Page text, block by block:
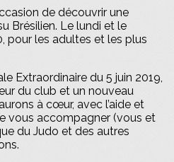
de découvrir une
Brésilien. Le lundi et le
pour les adultes et les plus
Extraordinaire du 5 juin 2019,
du club et un nouveau
à cœur, avec l’aide et
vous accompagner (vous et
du Judo et des autres